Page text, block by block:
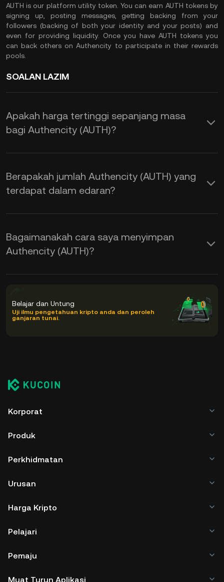
AUTH is our platform utility token. You can earn AUTH tokens by
signing up, posting messages, getting backing from your
followers (backing of both your identity and your posts) and
even for providing liquidity. Once you have AUTH tokens you
can back others on Authencity to participate in their rewards
pools.
SOALAN LAZIM
Apakah harga tertinggi sepanjang masa
bagi Authencity (AUTH)?
Berapakah jumlah Authencity (AUTH) yang
terdapat dalam edaran?
Bagaimanakah cara saya menyimpan
Authencity (AUTH)?
Belajar dan Untung
Uji ilmu pengetahuan kripto anda dan peroleh
ganjaran tunai.
Korporat
Produk
Perkhidmatan
Urusan
Harga Kripto
Pelajari
Pemaju
Muat Turun Aplikasi